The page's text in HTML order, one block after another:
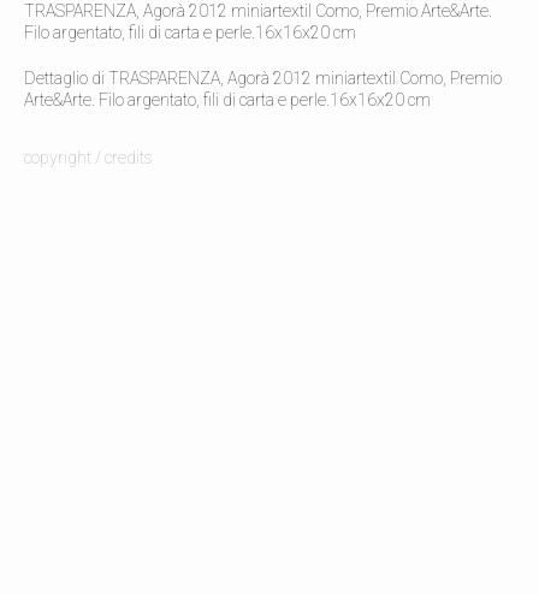
TRASPARENZA, Agorà 2012 miniartextil Como, Premio Arte&Arte.
Filo argentato, fili di carta e perle.16x16x20 cm
Dettaglio di TRASPARENZA, Agorà 2012 miniartextil Como, Premio
Arte&Arte. Filo argentato, fili di carta e perle.16x16x20 cm
copyright / credits